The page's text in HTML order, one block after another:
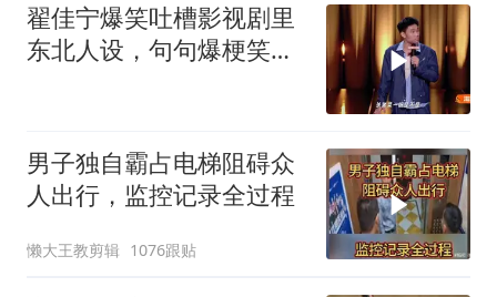
翟佳宁爆笑吐槽影视剧里
东北人设，句句爆梗笑点
男子独自霸占电梯阻碍众
人出行，监控记录全过程
懒大王教剪辑 1076跟贴